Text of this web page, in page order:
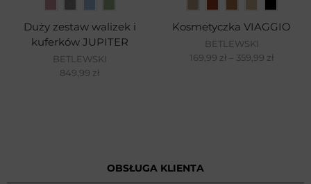
Duży zestaw walizek i
kuferków JUPITER
BETLEWSKI
849,99 zł
Kosmetyczka VIAGGIO
BETLEWSKI
169,99 zł – 359,99 zł
OBSŁUGA KLIENTA